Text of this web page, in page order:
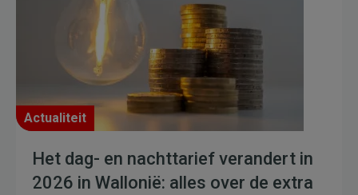
Actualiteit
Het dag- en nachttarief verandert in
2026 in Wallonië: alles over de extra